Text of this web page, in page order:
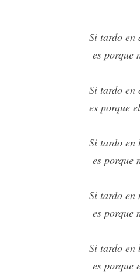
Si tardo
es porque
Si tardo
es porque
Si tardo
es porque
Si tardo
es porque
Si tardo
es porque